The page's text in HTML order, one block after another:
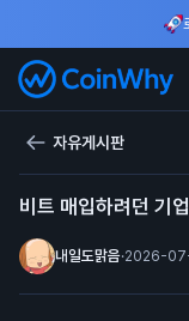
자유게시판
비트 매입하려던 기
내일도맑음·2026-